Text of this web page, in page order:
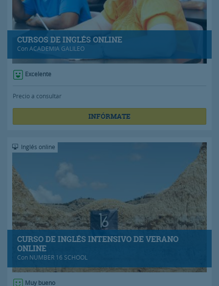
CURSOS DE INGLÉS ONLINE
ConACADEMIA GALILEO
Excelente
Precio a consultar
INFÓRMATE
CURSO DE INGLÉS INTENSIVO DE VERANO
ONLINE
Con NUMBER 16 SCHOOL
Inglés online
Muy bueno